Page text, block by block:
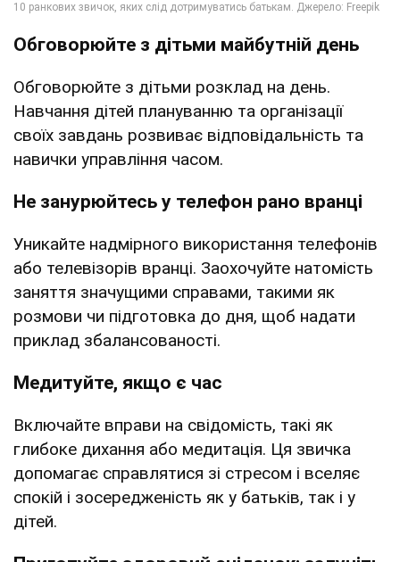
Обговорюйте з дітьми майбутній день
Обговорюйте з дітьми розклад на день.
Навчання дітей плануванню та організації
своїх завдань розвиває відповідальність та
навички управління часом.
Не занурюйтесь у телефон рано вранці
Уникайте надмірного використання телефонів
або телевізорів вранці. Заохочуйте натомість
заняття значущими справами, такими як
розмови чи підготовка до дня, щоб надати
приклад збалансованості.
Медитуйте, якщо є час
Включайте вправи на свідомість, такі як
глибоке дихання або медитація. Ця звичка
допомагає справлятися зі стресом і вселяє
спокій і зосередженість як у батьків, так і у
дітей.